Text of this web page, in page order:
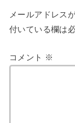
メールアドレス
付いている欄は
コメント ※